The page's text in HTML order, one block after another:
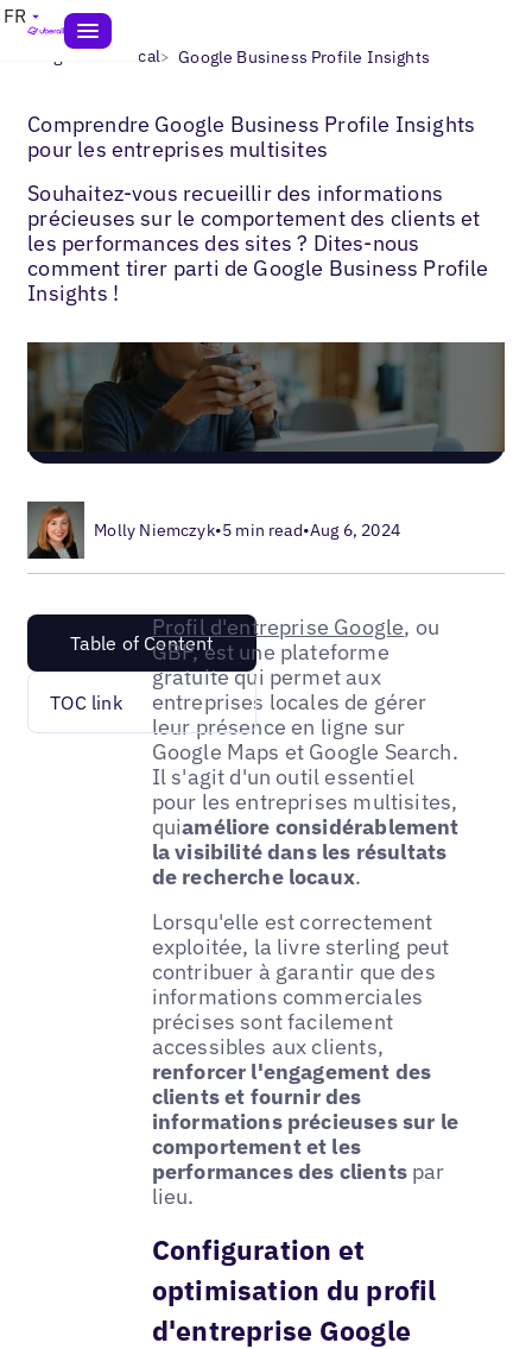
FR
Blogs> SEO local> Google Business Profile Insights
Comprendre Google Business Profile Insights
pour les entreprises multisites
Souhaitez-vous recueillir des informations
précieuses sur le comportement des clients et
les performances des sites ? Dites-nous
comment tirer parti de Google Business Profile
Insights !
Molly Niemczyk•5 min read•Aug 6, 2024
Table of Content
TOC link
Profil d'entreprise Google, ou
GBP, est une plateforme
gratuite qui permet aux
entreprises locales de gérer
leur présence en ligne sur
Google Maps et Google Search.
Il s'agit d'un outil essentiel
pour les entreprises multisites,
quiaméliore considérablement
la visibilité dans les résultats
de recherche locaux.
Lorsqu'elle est correctement
exploitée, la livre sterling peut
contribuer à garantir que des
informations commerciales
précises sont facilement
accessibles aux clients,
renforcer l'engagement des
clients et fournir des
informations précieuses sur le
comportement et les
performances des clientspar
lieu.
Configuration et
optimisation du profil
d'entreprise Google